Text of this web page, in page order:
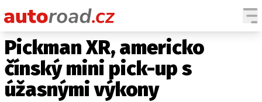
AUTA
TESTY AUT
NOVINKY
Pickman XR, americko
čínský mini pick-up s
úžasnými výkony